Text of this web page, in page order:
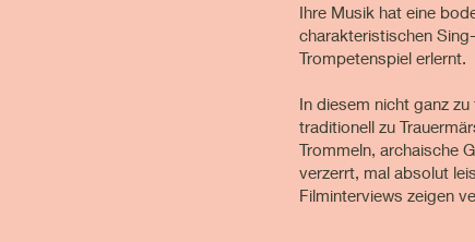
Ihre Musik hat eine
charakteristischen
Trompetenspiel erlernt.
In diesem nicht ganz
traditionell zu
Trommeln, archaische
verzerrt, mal absolut
Filminterviews zeigen